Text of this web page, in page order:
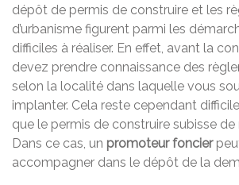
dépôt de permis de construire et les
d’urbanisme figurent parmi les
difficiles à réaliser. En effet, avant la
devez prendre connaissance des
selon la localité dans laquelle vous
implanter. Cela reste cependant
que le permis de construire subisse
Dans ce cas, un promoteur foncier
accompagner dans le dépôt de la